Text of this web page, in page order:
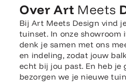
Over Art Meets
Bij Art Meets Design vind
tuinset. In onze showroom
denk je samen met ons
en indeling, zodat jouw
echt bij jou past. En heb je
bezorgen we je nieuwe